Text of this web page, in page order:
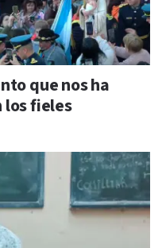
que nos ha
los fieles